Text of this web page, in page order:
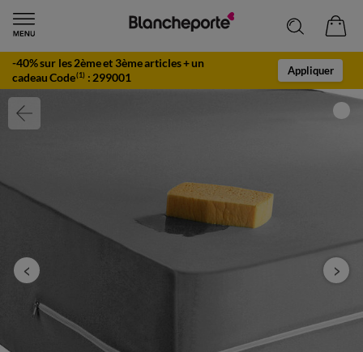
-40% sur les 2ème et 3ème articles + un
cadeau Code(1) : 299001
Appliquer